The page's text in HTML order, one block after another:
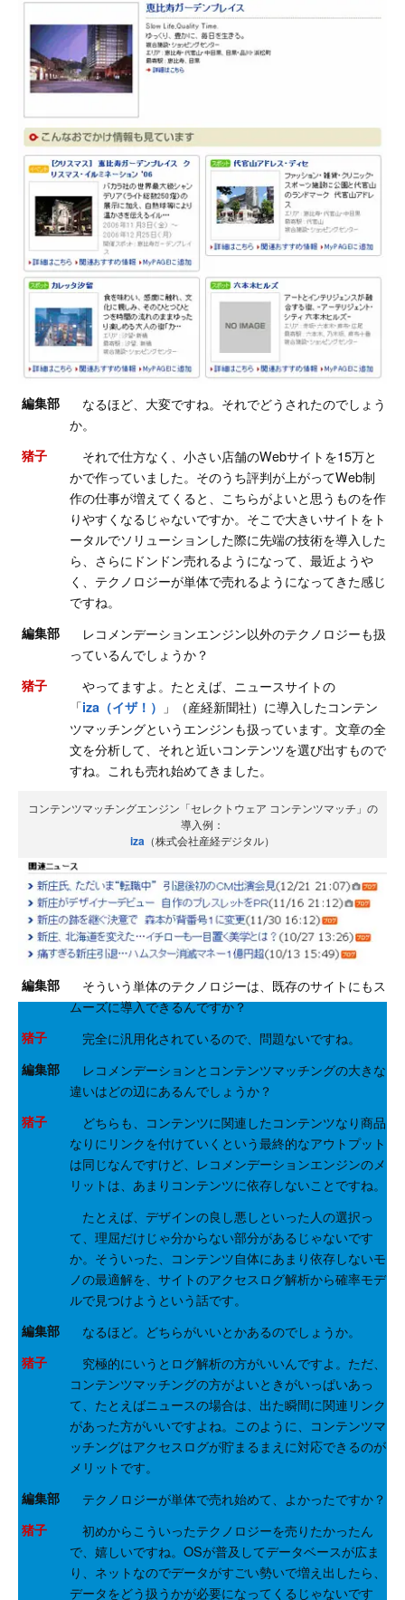
編集部
なるほど、大変ですね。それでどうされたのでしょう
か。
猪子
それで仕方なく、小さい店舗のWebサイトを15万と
かで作っていました。そのうち評判が上がってWeb制
作の仕事が増えてくると、こちらがよいと思うものを作
りやすくなるじゃないですか。そこで大きいサイトをト
ータルでソリューションした際に先端の技術を導入した
ら、さらにドンドン売れるようになって、最近ようや
く、テクノロジーが単体で売れるようになってきた感じ
ですね。
編集部
レコメンデーションエンジン以外のテクノロジーも扱
っているんでしょうか？
猪子
やってますよ。たとえば、ニュースサイトの
「iza（イザ！）
」（産経新聞社）に導入したコンテン
ツマッチングというエンジンも扱っています。文章の全
文を分析して、それと近いコンテンツを選び出すもので
すね。これも売れ始めてきました。
コンテンツマッチングエンジン「セレクトウェア コンテンツマッチ」の
導入例：
iza （株式会社産経デジタル）
編集部
そういう単体のテクノロジーは、既存のサイトにもス
ムーズに導入できるんですか？
猪子 完全に汎用化されているので、問題ないですね。
編集部
レコメンデーションとコンテンツマッチングの大きな
違いはどの辺にあるんでしょうか？
猪子
どちらも、コンテンツに関連したコンテンツなり商品
なりにリンクを付けていくという最終的なアウトプット
は同じなんですけど、レコメンデーションエンジンのメ
リットは、あまりコンテンツに依存しないことですね。
たとえば、デザインの良し悪しといった人の選択っ
て、理屈だけじゃ分からない部分があるじゃないです
か。そういった、コンテンツ自体にあまり依存しないモ
ノの最適解を、サイトのアクセスログ解析から確率モデ
ルで見つけようという話です。
編集部 なるほど。どちらがいいとかあるのでしょうか。
猪子
究極的にいうとログ解析の方がいいんですよ。ただ、
コンテンツマッチングの方がよいときがいっぱいあっ
て、たとえばニュースの場合は、出た瞬間に関連リンク
があった方がいいですよね。このように、コンテンツマ
ッチングはアクセスログが貯まるまえに対応できるのが
メリットです。
編集部 テクノロジーが単体で売れ始めて、よかったですか？
猪子
初めからこういったテクノロジーを売りたかったん
で、嬉しいですね。OSが普及してデータベースが広ま
り、ネットなのでデータがすごい勢いで増え出したら、
データをどう扱うかが必要になってくるじゃないです